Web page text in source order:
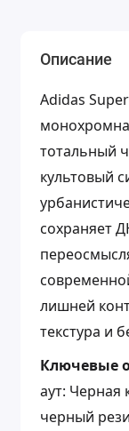
Описание
Adidas
тотальный
культовый
сохраняет
лишней
текстура и
Ключевые
аут: Черная
черный